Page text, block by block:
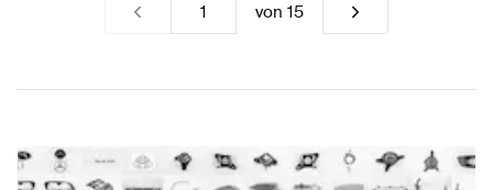
von 15